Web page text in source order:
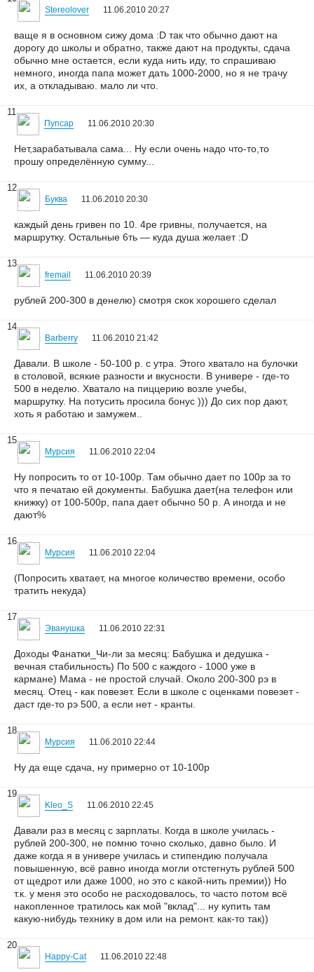
Stereolover 11.06.2010 20:27
ваще я в основном сижу дома :D так что обычно дают на
дорогу до школы и обратно, также дают на продукты, сдача
обычно мне остается, если куда нить иду, то спрашиваю
немного, иногда папа может дать 1000-2000, но я не трачу
их, а откладываю. мало ли что.
11
Пупсар 11.06.2010 20:30
Нет,зарабатывала сама... Ну если очень надо что-то,то
прошу определённую сумму...
12
Буква 11.06.2010 20:30
каждый день гривен по 10. 4ре гривны, получается, на
маршрутку. Остальные 6ть — куда душа желает :D
13
fremail 11.06.2010 20:39
рублей 200-300 в денелю) смотря скок хорошего сделал
14
Barberry 11.06.2010 21:42
Давали. В школе - 50-100 р. с утра. Этого хватало на булочки
в столовой, всякие разности и вкусности. В универе - где-то
500 в неделю. Хватало на пиццерию возле учебы,
маршрутку. На потусить просила бонус ))) До сих пор дают,
хоть я работаю и замужем..
15
Мурсия 11.06.2010 22:04
Ну попросить то от 10-100р. Там обычно дает по 100р за то
что я печатаю ей документы. Бабушка дает(на телефон или
книжку) от 100-500р, папа дает обычно 50 р. А иногда и не
дают%
16
Мурсия 11.06.2010 22:04
(Попросить хватает, на многое количество времени, особо
тратить некуда)
17
Эванушка 11.06.2010 22:31
Доходы Фанатки_Чи-ли за месяц: Бабушка и дедушка -
вечная стабильность) По 500 с каждого - 1000 уже в
кармане) Мама - не простой случай. Около 200-300 рэ в
месяц. Отец - как повезет. Если в школе с оценками повезет -
даст где-то рэ 500, а если нет - кранты.
18
Мурсия 11.06.2010 22:44
Ну да еще сдача, ну примерно от 10-100р
19
Kleo_S 11.06.2010 22:45
Давали раз в месяц с зарплаты. Когда в школе училась -
рублей 200-300, не помню точно сколько, давно было. И
даже когда я в универе училась и стипендию получала
повышенную, всё равно иногда могли отстегнуть рублей 500
от щедрот или даже 1000, но это с какой-нить премии)) Но
т.к. у меня это особо не расходовалось, то часто потом всё
накопленное тратилось как мой "вклад"... ну купить там
какую-нибудь технику в дом или на ремонт. как-то так))
20
Happy-Cat 11.06.2010 22:48